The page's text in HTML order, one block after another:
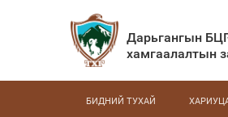
Дарьгангын
хамгаалалтын
БИДНИЙ ТУХАЙ